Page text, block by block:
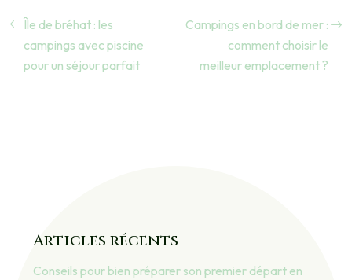
Île de bréhat : les
campings avec piscine
pour un séjour parfait
Campings en bord de mer :
comment choisir le
meilleur emplacement ?
Articles récents
Conseils pour bien préparer son premier départ en